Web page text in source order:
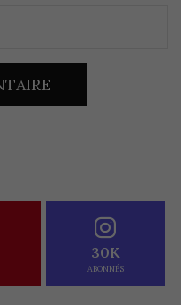
30K
ABONNÉS